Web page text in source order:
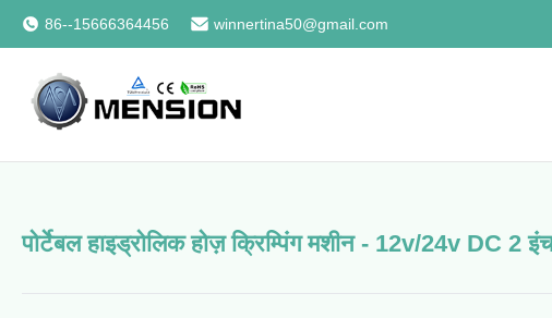
86--15666364456 winnertina50@gmail.com
पोर्टेबल हाइड्रोलिक होज़ क्रिम्पिंग मशीन - 12v/24v DC